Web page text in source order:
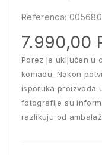
Referenca:
7.990,00
Porez je uključen u
komadu. Nakon
isporuka proizvoda
fotografije su
razlikuju od